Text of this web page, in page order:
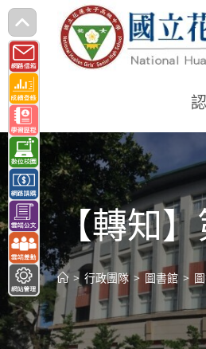
跳
轉
至
主
要
內
容
【轉知
> 行政團隊 > 圖書館 >